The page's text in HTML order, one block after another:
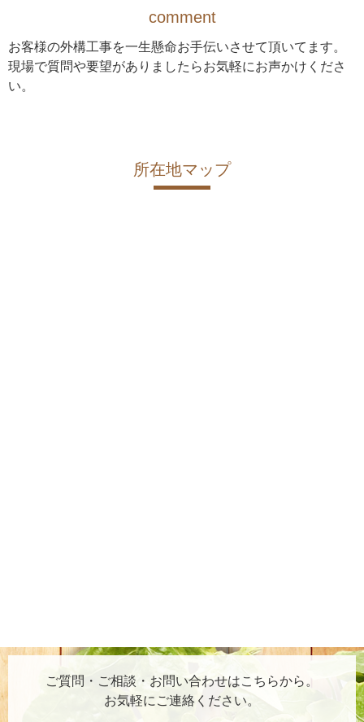
comment
お客様の外構工事を一生懸命お手伝いさせて頂いてます。
現場で質問や要望がありましたらお気軽にお声かけくださ
い。
所在地マップ
ご質問・ご相談・お問い合わせはこちらから。
お気軽にご連絡ください。